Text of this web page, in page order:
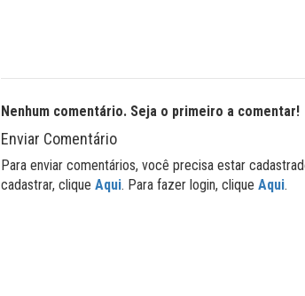
Nenhum comentário. Seja o primeiro a comentar!
Enviar Comentário
Para enviar comentários, você precisa estar
cadastrar, clique Aqui. Para fazer login, clique Aqui.